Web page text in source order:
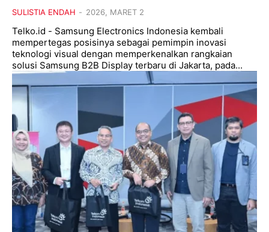
SULISTIA ENDAH - 2026, MARET 2
Telko.id - Samsung Electronics Indonesia kembali
mempertegas posisinya sebagai pemimpin inovasi
teknologi visual dengan memperkenalkan rangkaian
solusi Samsung B2B Display terbaru di Jakarta, pada...